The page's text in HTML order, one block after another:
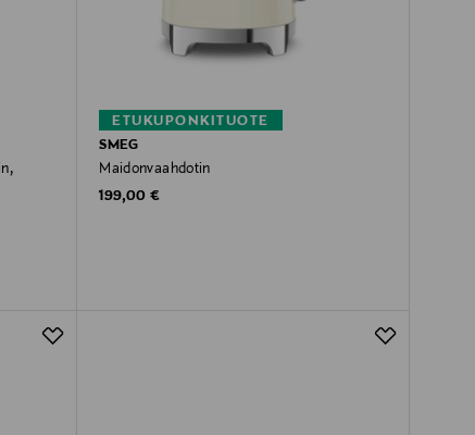
ETUKUPONKITUOTE
SMEG
Maidonvaahdotin
Original Price
199,00 €